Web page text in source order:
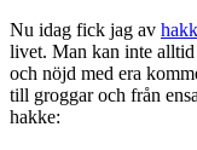
Nu idag fick jag av
livet. Man kan inte alltid
och nöjd med era
till groggar och från
hakke: